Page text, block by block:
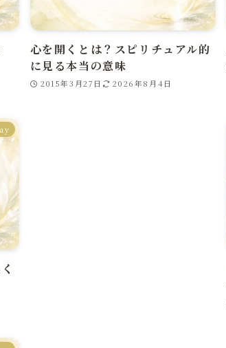
心を開くとは？スピリチュアル的
に見る本当の意味
2015年3月27日 2026年8月4日